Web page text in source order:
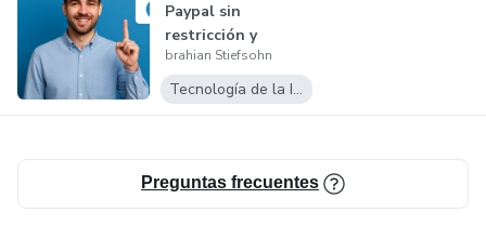
Paypal sin
restricción y
aprende a utiliza...
brahian Stiefsohn
Tecnología de la Información
Preguntas frecuentes